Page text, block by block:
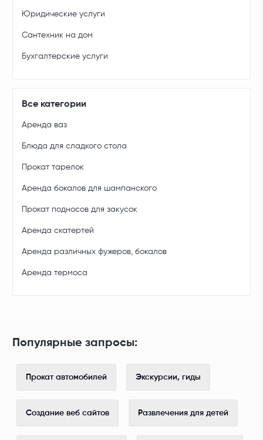
Юридические услуги
Сантехник на дом
Бухгалтерские услуги
Все категории
Аренда ваз
Блюда для сладкого стола
Прокат тарелок
Аренда бокалов для шампанского
Прокат подносов для закусок
Аренда скатертей
Аренда различных фужеров, бокалов
Аренда термоса
Популярные запросы:
Прокат автомобилей Экскурсии, гиды
Создание веб сайтов Развлечения для детей